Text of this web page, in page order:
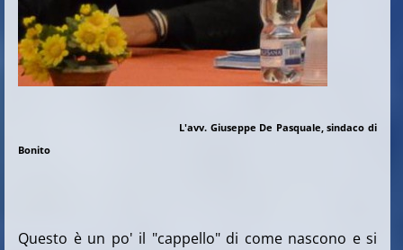
L'avv. Giuseppe De Pasquale, sindaco di
Bonito
Questo è un po' il "cappello" di come nascono e si